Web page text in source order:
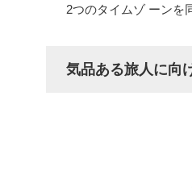
2つのタイムゾ ーンを
気品ある旅人に向